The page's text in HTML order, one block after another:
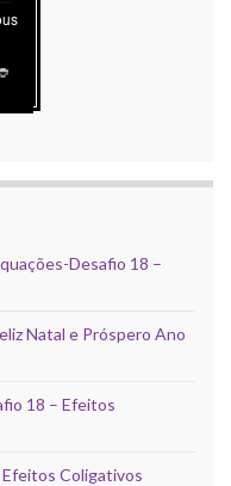
Desafio 18 –
Natal e Próspero Ano
18 – Efeitos
Coligativos